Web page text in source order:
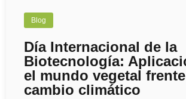
Blog
Día Internacional de la
Biotecnología:
el mundo vegetal
cambio climático